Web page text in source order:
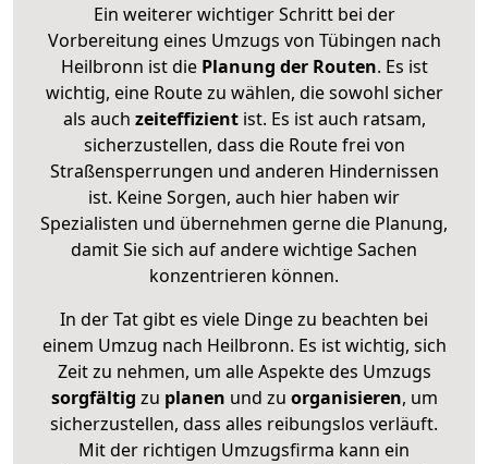
Ein weiterer wichtiger Schritt bei der
Vorbereitung eines Umzugs von Tübingen nach
Heilbronn ist diePlanung der Routen. Es ist
wichtig, eine Route zu wählen, die sowohl sicher
als auch zeiteffizientist. Es ist auch ratsam,
sicherzustellen, dass die Route frei von
Straßensperrungen und anderen Hindernissen
ist. Keine Sorgen, auch hier haben wir
Spezialisten und übernehmen gerne die Planung,
damit Sie sich auf andere wichtige Sachen
konzentrieren können.
In der Tat gibt es viele Dinge zu beachten bei
einem Umzug nach Heilbronn. Es ist wichtig, sich
Zeit zu nehmen, um alle Aspekte des Umzugs
sorgfältig zu planen und zu organisieren, um
sicherzustellen, dass alles reibungslos verläuft.
Mit der richtigen Umzugsfirma kann ein